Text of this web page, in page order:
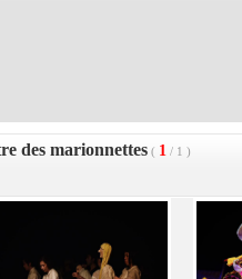
des marionnettes ( 1 / 1 )